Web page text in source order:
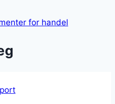
for handel